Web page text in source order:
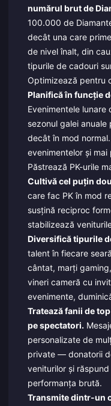
numărul brut de
100.000 de
decât una care
de nivel înalt, din
tipurile de cadouri
Optimizează pentru
Planifică în funcție
Evenimentele
sezonul galei
decât în mod
evenimentelor și
Păstrează PK-urile
Cultivă cel puțin
care fac PK în mod
susțină reciproc
stabilizează
Diversifică tipurile
talent în fiecare
cântat, marți
vineri cameră cu
evenimente,
Tratează fanii de
pe spectatori.
personalizate de
private — donatorii
veniturilor și
performanța brută.
Transmite dintr-un